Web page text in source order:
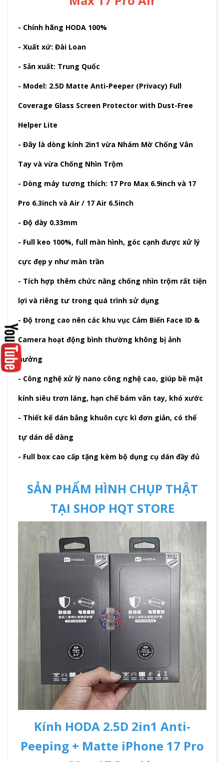
- Chính hãng HODA 100%
- Xuất xứ: Đài Loan
- Sản xuất: Trung Quốc
- Model: 2.5D Matte Anti-Peeper (Privacy) Full
Coverage Glass Screen Protector with Dust-Free
Helper Lite
- Đây là dòng kính 2in1 vừa Nhám Mờ Chống Vân
Tay và vừa Chống Nhìn Trộm
- Dòng máy tương thích: 17 Pro Max 6.9inch và 17
Pro 6.3inch và Air / 17 Air 6.5inch
- Độ dày 0.33mm
- Full keo 100%, full màn hình, góc cạnh được xử lý
cực đẹp y như màn trần
- Tích hợp thêm chức năng chống nhìn trộm rất tiện
lợi và riêng tư trong quá trình sử dụng
- Độ trong cao nên các khu vục Cảm Biến Face ID &
Camera hoạt động bình thường không bị ảnh
hưởng
- Công nghệ xử lý nano công nghệ cao, giúp bề mặt
kính siêu trơn láng, hạn chế bám vân tay, khó xước
- Thiết kế dán bằng khuôn cực kì đơn giản, có thể
tự dán dễ dàng
- Full box cao cấp tặng kèm bộ dụng cụ dán đầy đủ
SẢN PHẨM HÌNH CHỤP THẬT
TẠI SHOP HQT STORE
Kính HODA 2.5D 2in1 Anti-
Peeping + Matte iPhone 17 Pro